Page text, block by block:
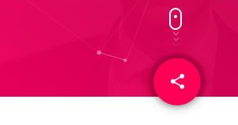
share
email